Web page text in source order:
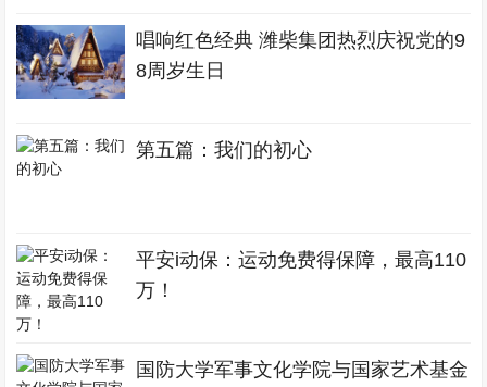
唱响红色经典 潍柴集团热烈庆祝党的9
8周岁生日
第五篇：我们的初心
平安i动保：运动免费得保障，最高110
万！
国防大学军事文化学院与国家艺术基金